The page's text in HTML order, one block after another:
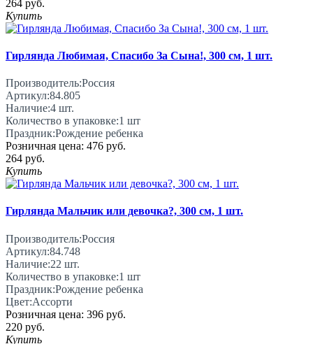
264 руб.
Купить
Гирлянда Любимая, Спасибо За Сына!, 300 см, 1 шт.
Производитель:Россия
Артикул:84.805
Наличие:4 шт.
Количество в упаковке:1 шт
Праздник:Рождение ребенка
Розничная цена: 476 руб.
264 руб.
Купить
Гирлянда Мальчик или девочка?, 300 см, 1 шт.
Производитель:Россия
Артикул:84.748
Наличие:22 шт.
Количество в упаковке:1 шт
Праздник:Рождение ребенка
Цвет:Ассорти
Розничная цена: 396 руб.
220 руб.
Купить